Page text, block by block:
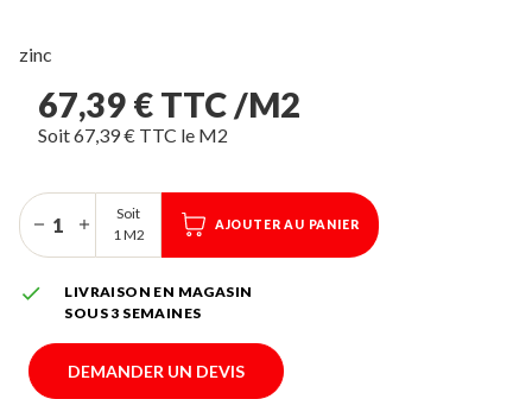
zinc
67,39 € TTC /M2
Soit 67,39 € TTC le M2
Soit
1 M2
AJOUTER AU PANIER

LIVRAISON EN MAGASIN
SOUS 3 SEMAINES
DEMANDER UN DEVIS